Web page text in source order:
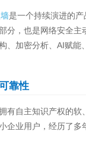
是一个持续演进的
分，也是网络安全主
、加密分析、AI赋能
靠性
有自主知识产权的软
企业用户，经历了多